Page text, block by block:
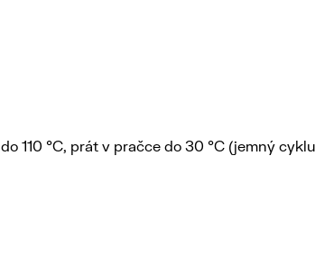
110 °C, prát v pračce do 30 °C (jemný